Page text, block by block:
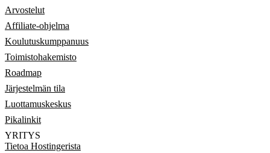
Arvostelut
Affiliate-ohjelma
Koulutuskumppanuus
Toimistohakemisto
Roadmap
Järjestelmän tila
Luottamuskeskus
Pikalinkit
YRITYS
Tietoa Hostingerista